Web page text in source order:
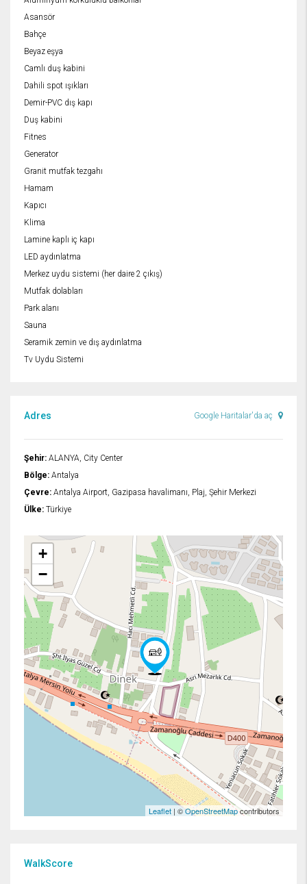
Asansör
Bahçe
Beyaz eşya
Camlı duş kabini
Dahili spot ışıkları
Demir-PVC dış kapı
Duş kabini
Fitnes
Generator
Granit mutfak tezgahı
Hamam
Kapıcı
Klima
Lamine kaplı iç kapı
LED aydınlatma
Merkez uydu sistemi (her daire 2 çıkış)
Mutfak dolabları
Park alanı
Sauna
Seramik zemin ve dış aydınlatma
Tv Uydu Sistemi
Adres Google Haritalar'da aç
Şehir: ALANYA, City Center
Bölge: Antalya
Çevre: Antalya Airport, Gazipasa havalimanı, Plaj, Şehir Merkezi
Ülke: Türkiye
+
−
Leaflet | ©OpenStreetMapcontributors
WalkScore